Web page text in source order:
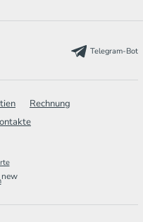
Telegram-Bot
Rechnung
new